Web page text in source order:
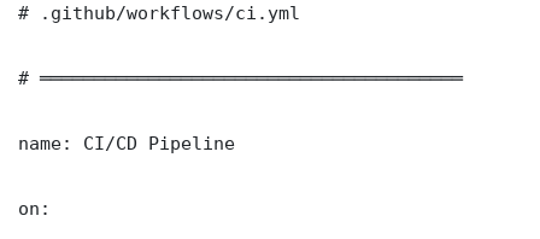
# .github/workflows/ci.yml
# ═══════════════════════════════════════
name: CI/CD Pipeline
on: